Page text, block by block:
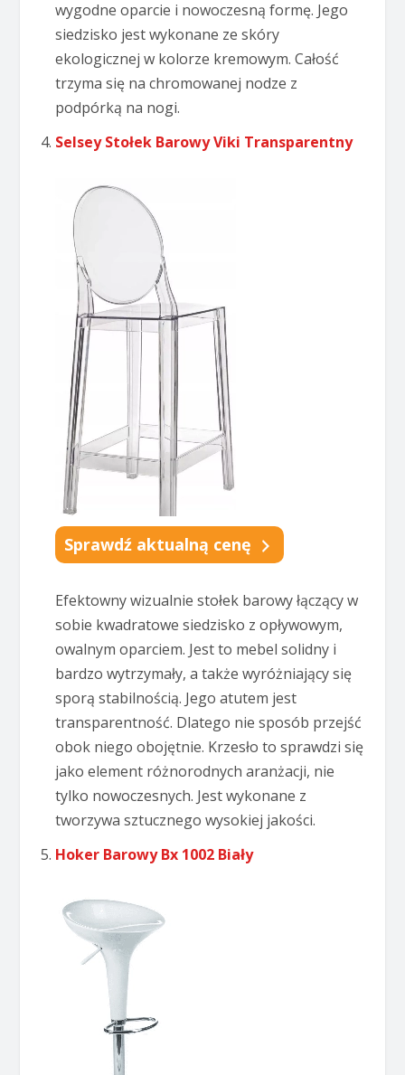
wygodne oparcie i nowoczesną formę. Jego
siedzisko jest wykonane ze skóry
ekologicznej w kolorze kremowym. Całość
trzyma się na chromowanej nodze z
podpórką na nogi.
Selsey Stołek Barowy Viki Transparentny
Sprawdź aktualną cenę
Efektowny wizualnie stołek barowy łączący w
sobie kwadratowe siedzisko z opływowym,
owalnym oparciem. Jest to mebel solidny i
bardzo wytrzymały, a także wyróżniający się
sporą stabilnością. Jego atutem jest
transparentność. Dlatego nie sposób przejść
obok niego obojętnie. Krzesło to sprawdzi się
jako element różnorodnych aranżacji, nie
tylko nowoczesnych. Jest wykonane z
tworzywa sztucznego wysokiej jakości.
Hoker Barowy Bx 1002 Biały